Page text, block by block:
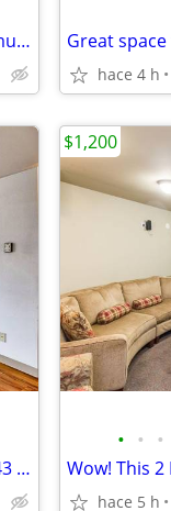
Love where you live! Beautiful senior community. 2 Bed / 1 Bath!
hace 4 h
Stop by today and check out our lovely 1043 sq ft, 3 bed / 2 bath!
• • •
hace 5 h
$1,200